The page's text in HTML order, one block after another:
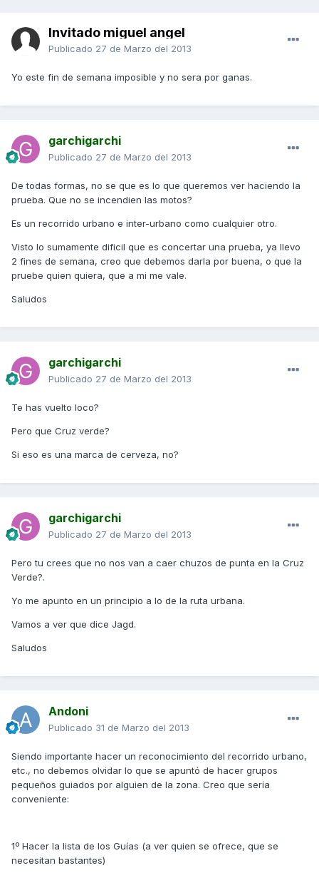
Invitado miguel angel
Publicado 27 de Marzo del 2013
Yo este fin de semana imposible y no sera por ganas.
garchigarchi
Publicado 27 de Marzo del 2013
De todas formas, no se que es lo que queremos ver haciendo la
prueba. Que no se incendien las motos?
Es un recorrido urbano e inter-urbano como cualquier otro.
Visto lo sumamente dificil que es concertar una prueba, ya llevo
2 fines de semana, creo que debemos darla por buena, o que la
pruebe quien quiera, que a mi me vale.
Saludos
garchigarchi
Publicado 27 de Marzo del 2013
Te has vuelto loco?
Pero que Cruz verde?
Si eso es una marca de cerveza, no?
garchigarchi
Publicado 27 de Marzo del 2013
Pero tu crees que no nos van a caer chuzos de punta en la Cruz
Verde?.
Yo me apunto en un principio a lo de la ruta urbana.
Vamos a ver que dice Jagd.
Saludos
Andoni
Publicado 31 de Marzo del 2013
Siendo importante hacer un reconocimiento del recorrido urbano,
etc., no debemos olvidar lo que se apuntó de hacer grupos
pequeños guiados por alguien de la zona. Creo que sería
conveniente:
1º Hacer la lista de los Guías (a ver quien se ofrece, que se
necesitan bastantes)